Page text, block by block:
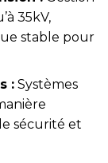
35kV,
stable pour
:Systèmes
sécurité et